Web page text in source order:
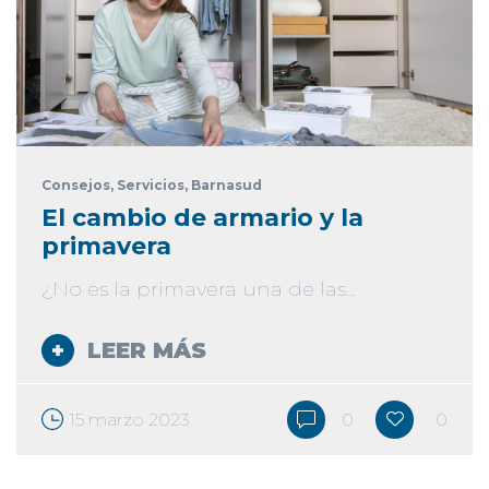
Consejos, Servicios, Barnasud
El cambio de armario y la
primavera
¿No es la primavera una de las...
LEER MÁS
15 marzo 2023 0 0